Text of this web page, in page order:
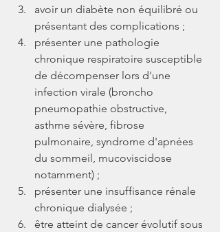
avoir un diabète non équilibré ou
présentant des complications ;
présenter une pathologie
chronique respiratoire susceptible
de décompenser lors d'une
infection virale (broncho
pneumopathie obstructive,
asthme sévère, fibrose
pulmonaire, syndrome d'apnées
du sommeil, mucoviscidose
notamment) ;
présenter une insuffisance rénale
chronique dialysée ;
être atteint de cancer évolutif sous